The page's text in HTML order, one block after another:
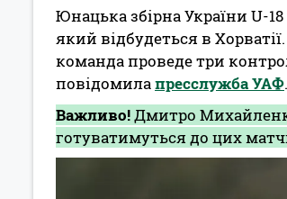
Юнацька збірна України U-
який відбудеться в
команда проведе три
повідомилапресслужба УАФ.
Важливо!Дмитро
готуватимуться до цих